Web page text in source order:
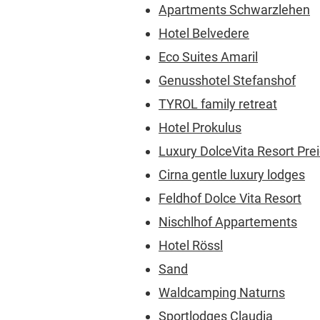
Apartments Schwarzlehen
Hotel Belvedere
Eco Suites Amaril
Genusshotel Stefanshof
TYROL family retreat
Hotel Prokulus
Luxury DolceVita Resort
Cirna gentle luxury lodges
Feldhof Dolce Vita Resort
Nischlhof Appartements
Hotel Rössl
Sand
Waldcamping Naturns
Sportlodges Claudia